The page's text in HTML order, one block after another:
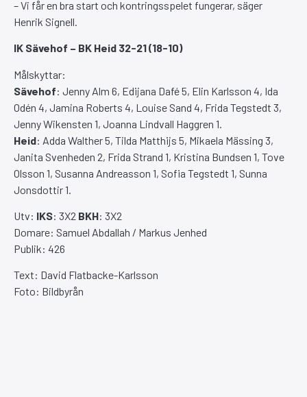
– Vi får en bra start och kontringsspelet fungerar, säger
Henrik Signell.
IK Sävehof – BK Heid 32-21 (18-10)
Målskyttar:
Sävehof: Jenny Alm 6, Edijana Dafé 5, Elin Karlsson 4, Ida
Odén 4, Jamina Roberts 4, Louise Sand 4, Frida Tegstedt 3,
Jenny Wikensten 1, Joanna Lindvall Haggren 1.
Heid: Adda Walther 5, Tilda Matthijs 5, Mikaela Mässing 3,
Janita Svenheden 2, Frida Strand 1, Kristina Bundsen 1, Tove
Olsson 1, Susanna Andreasson 1, Sofia Tegstedt 1, Sunna
Jonsdottir 1.
Utv: IKS: 3X2 BKH: 3X2
Domare: Samuel Abdallah / Markus Jenhed
Publik: 426
Text: David Flatbacke-Karlsson
Foto: Bildbyrån